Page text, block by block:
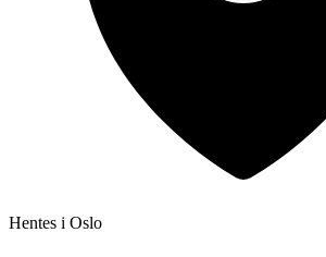
Hentes i Oslo